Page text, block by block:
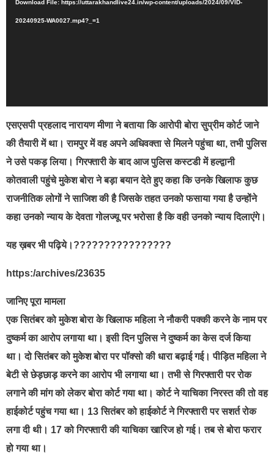
Download File: https://uttarakhandlive24.in/wp-content/uploads/2024/09/VID-
20240925-WA0027.mp4?_=1
एसएसपी प्रहलाद नारायण मीणा ने बताया कि आरोपी बोरा सुप्रीम कोर्ट जाने
की तैयारी में था। रामपुर में वह अपने अधिवक्ता से मिलने पहुंचा था, तभी पुलिस
ने उसे पकड़ लिया। गिरफ्तारी के बाद आज पुलिस कस्टडी में हल्द्वानी
कोतवाली पहुंचे मुकेश बोरा ने बड़ा बयान देते हुए कहा कि उनके खिलाफ कुछ
राजनीतिक लोगों ने साजिश की है जिसके तहत उनको फसाया गया है उन्होंने
कहा उनको न्याय के देवता गोलज्यू पर भरोसा है कि वही उनको न्याय दिलाएंगे।
यह ख़बर भी पढ़िये।????????????????
https:/archives/23635
जानिए पूरा मामला
एक सितंबर को मुकेश बोरा के खिलाफ महिला ने नौकरी पक्की करने के नाम पर
दुष्कर्म का आरोप लगाया था। इसी दिन पुलिस ने दुष्कर्म का केस दर्ज किया
था। दो सितंबर को मुकेश बोरा पर पॉक्सो की धारा बढ़ाई गई। पीड़ित महिला ने
बेटी से छेड़छाड़ करने का आरोप भी लगाया था। तभी से गिरफ्तारी पर रोक
लगाने की मांग को लेकर बोरा कोर्ट गया था। कोर्ट ने याचिका निरस्त की तो वह
हाईकोर्ट पहुंच गया था। 13 सितंबर को हाईकोर्ट ने गिरफ्तारी पर सशर्त रोक
लगा दी थी। 17 को गिरफ्तारी की याचिका खारिज हो गई। तब से बोरा फरार
हो गया था।